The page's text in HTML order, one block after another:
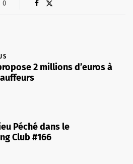
0
2 millions d’euros à
Péché dans le
Club #166